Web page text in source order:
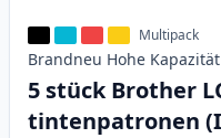
Multipack
Brandneu Hohe Kapazität
5 stück Brother
tintenpatronen